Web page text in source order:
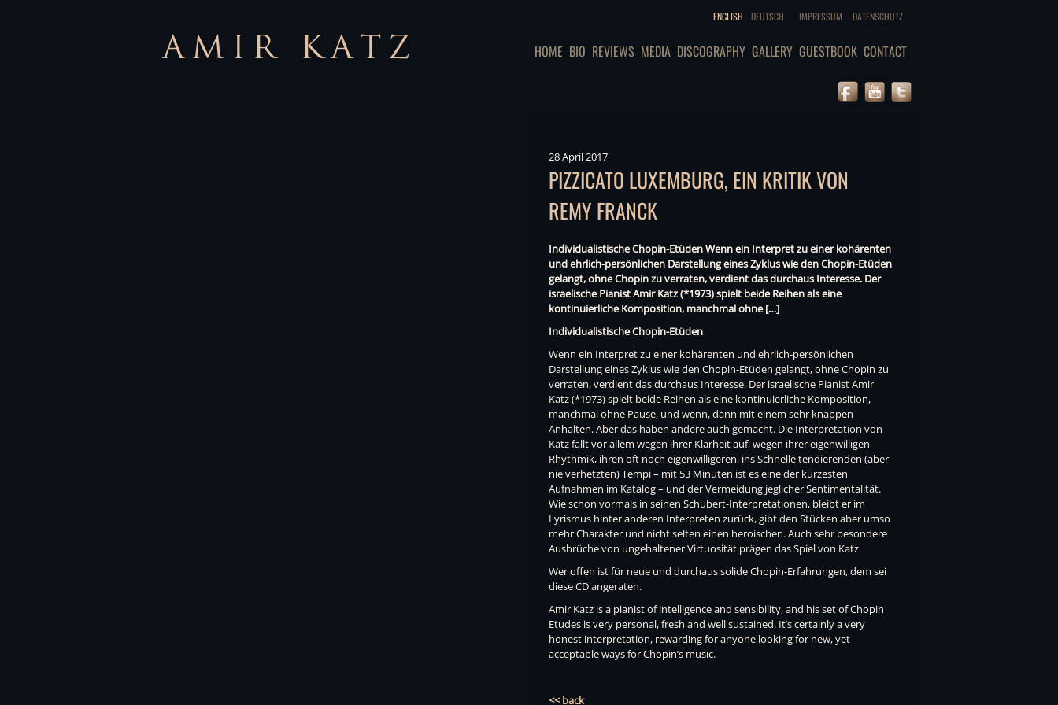
ENGLISH DEUTSCH IMPRESSUM DATENSCHUTZ
HOME BIO REVIEWS MEDIA DISCOGRAPHY GALLERY GUESTBOOK CONTACT
28 April 2017
PIZZICATO LUXEMBURG, EIN KRITIK VON
REMY FRANCK
Individualistische Chopin-Etüden Wenn ein Interpret zu einer kohärenten
und ehrlich-persönlichen Darstellung eines Zyklus wie den Chopin-Etüden
gelangt, ohne Chopin zu verraten, verdient das durchaus Interesse. Der
israelische Pianist Amir Katz (*1973) spielt beide Reihen als eine
kontinuierliche Komposition, manchmal ohne […]
Individualistische Chopin-Etüden
Wenn ein Interpret zu einer kohärenten und ehrlich-persönlichen
Darstellung eines Zyklus wie den Chopin-Etüden gelangt, ohne Chopin zu
verraten, verdient das durchaus Interesse. Der israelische Pianist Amir
Katz (*1973) spielt beide Reihen als eine kontinuierliche Komposition,
manchmal ohne Pause, und wenn, dann mit einem sehr knappen
Anhalten. Aber das haben andere auch gemacht. Die Interpretation von
Katz fällt vor allem wegen ihrer Klarheit auf, wegen ihrer eigenwilligen
Rhythmik, ihren oft noch eigenwilligeren, ins Schnelle tendierenden (aber
nie verhetzten) Tempi – mit 53 Minuten ist es eine der kürzesten
Aufnahmen im Katalog – und der Vermeidung jeglicher Sentimentalität.
Wie schon vormals in seinen Schubert-Interpretationen, bleibt er im
Lyrismus hinter anderen Interpreten zurück, gibt den Stücken aber umso
mehr Charakter und nicht selten einen heroischen. Auch sehr besondere
Ausbrüche von ungehaltener Virtuosität prägen das Spiel von Katz.
Wer offen ist für neue und durchaus solide Chopin-Erfahrungen, dem sei
diese CD angeraten.
Amir Katz is a pianist of intelligence and sensibility, and his set of Chopin
Etudes is very personal, fresh and well sustained. It’s certainly a very
honest interpretation, rewarding for anyone looking for new, yet
acceptable ways for Chopin’s music.
<< back